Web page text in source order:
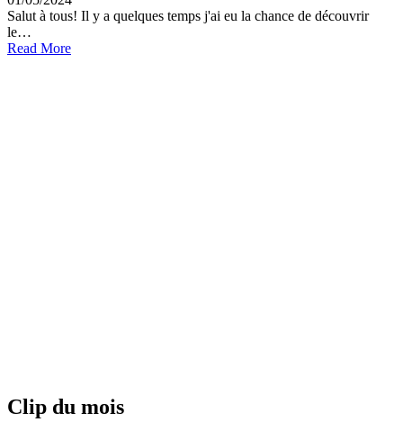
Salut à tous! Il y a quelques temps j'ai eu la chance de découvrir
le…
Read More
Clip du mois